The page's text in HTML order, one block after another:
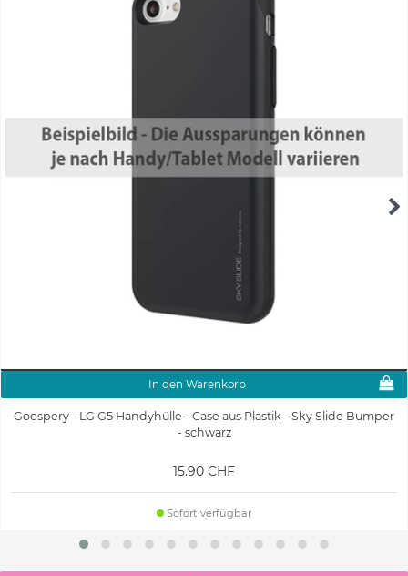
In den Warenkorb
Goospery - LG G5 Handyhülle - Case aus Plastik - Sky Slide Bumper
- schwarz
15.90 CHF
Sofort verfügbar